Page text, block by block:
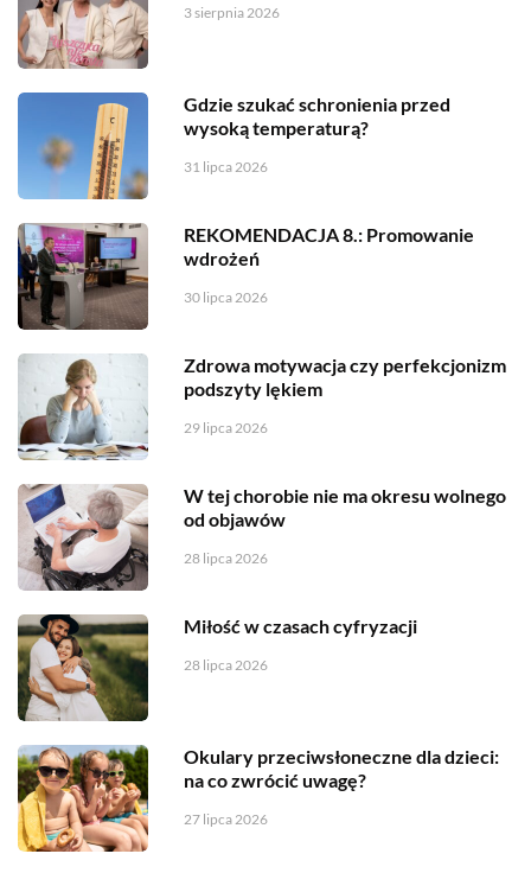
3 sierpnia 2026
Gdzie szukać schronienia przed
wysoką temperaturą?
31 lipca 2026
REKOMENDACJA 8.: Promowanie
wdrożeń
30 lipca 2026
Zdrowa motywacja czy perfekcjonizm
podszyty lękiem
29 lipca 2026
W tej chorobie nie ma okresu wolnego
od objawów
28 lipca 2026
Miłość w czasach cyfryzacji
28 lipca 2026
Okulary przeciwsłoneczne dla dzieci:
na co zwrócić uwagę?
27 lipca 2026